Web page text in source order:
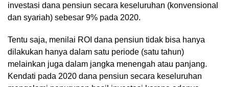
investasi dana pensiun secara keseluruhan (konvensional
dan syariah) sebesar 9% pada 2020.
Tentu saja, menilai ROI dana pensiun tidak bisa hanya
dilakukan hanya dalam satu periode (satu tahun)
melainkan juga dalam jangka menengah atau panjang.
Kendati pada 2020 dana pensiun secara keseluruhan